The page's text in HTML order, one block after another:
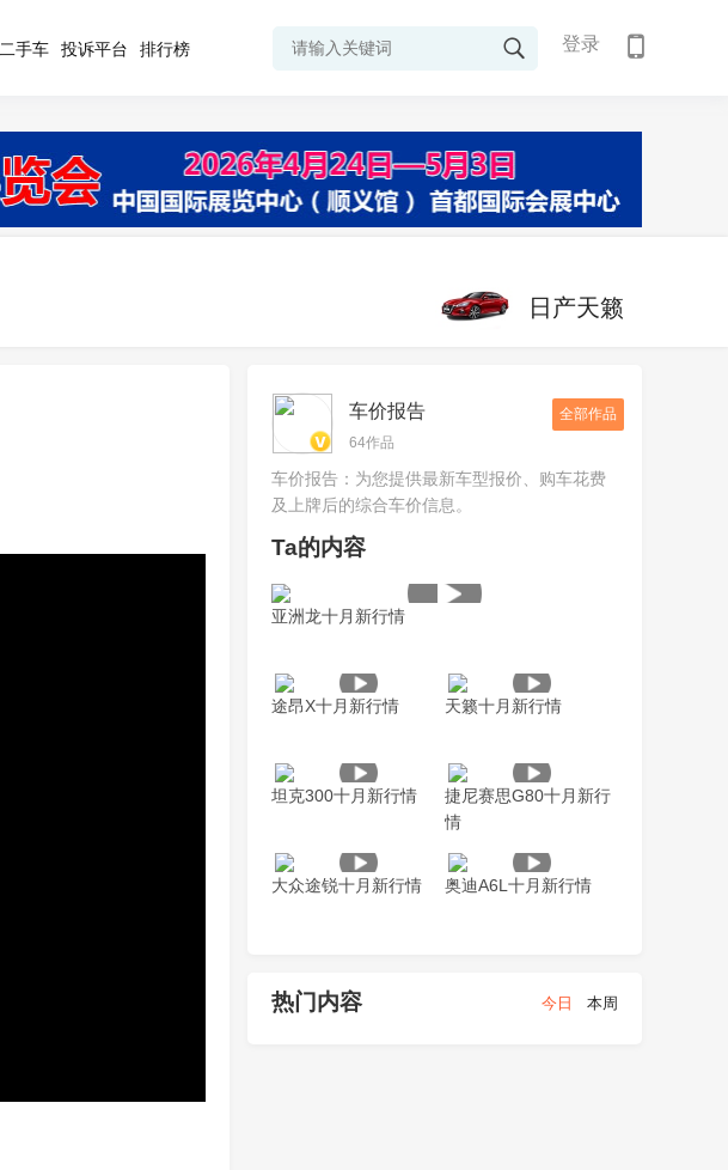
二手车 投诉平台 排行榜 登录
日产天籁
车价报告
64作品
全部作品
车价报告：为您提供最新车型报价、购车花费
及上牌后的综合车价信息。
Ta的内容
亚洲龙十月新行情
途昂X十月新行情 天籁十月新行情
坦克300十月新行情
捷尼赛思G80十月新行
情
大众途锐十月新行情 奥迪A6L十月新行情
热门内容 今日 本周